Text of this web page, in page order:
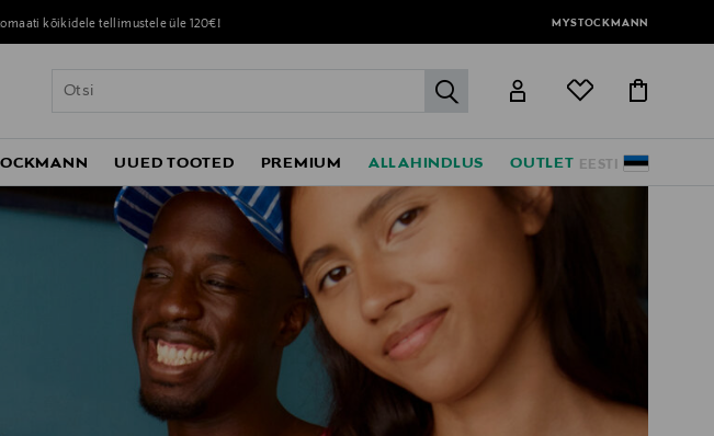
kõikidele tellimustele üle 120€! MYSTOCKMANN
label.header.go
EESTI
UUED TOOTED PREMIUM ALLAHINDLUS OUTLET